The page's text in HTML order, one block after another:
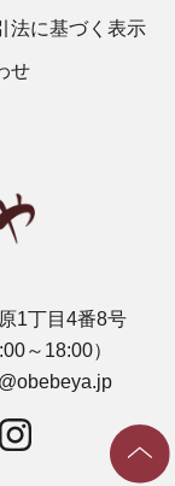
法に基づく表示
せ
1丁目4番8号
～18:00）